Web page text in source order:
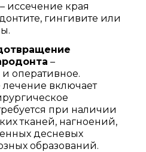
– иссечение края
гингивите или
–
оперативное.
лечение включает
при наличии
тканей, нагноений,
десневых
образований.